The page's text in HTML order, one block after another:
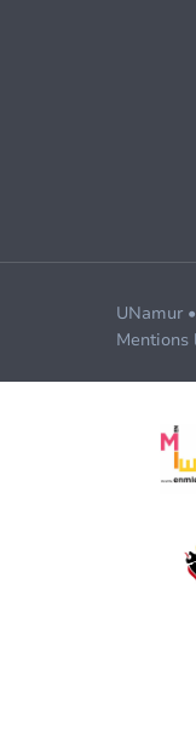
UNamur
Mentions